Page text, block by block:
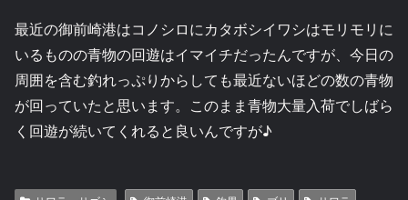
最近の御前崎港はコノシロにカタボシイワシはモリモリに
いるものの青物の回遊はイマイチだったんですが、今日の
周囲を含む釣れっぷりからしても最近ないほどの数の青物
が回っていたと思います。このまま青物大量入荷でしばら
く回遊が続いてくれると良いんですが♪